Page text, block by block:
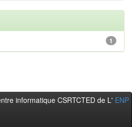
1
informatique CSRTCTED de L' ENP